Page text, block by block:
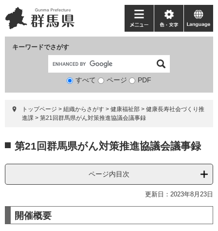
ー
ジ
ニ
ュ
て
キーワードでさがす
検
象
すべて ページ PDF
メ
ニ
ー
色・
文
language
トップページ > 組織からさがす > 健康福祉部 > 健康長寿社会づくり推
進課 > 第21回群馬県がん対策推進協議会議事録
文 第21回群馬県がん対策推進協議会議事録
ページ内目次
更新日：2023年8月23日
開催概要